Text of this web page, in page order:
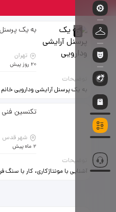
به یک
تهران
20 روز پیش
توضیحات
به یک پرسنل آرایشی ودارویی خانم
در داروخانه منطقه7 سهروردی جنوبی
نیازمندیم . ارتباط به آیدی زیرپیام
ازطریق پیامک درارتباط باشید
تکنسین فنی
شهر قدس
2 ماه پیش
توضیحات
آشنایی با مونتاژکاری، کار با سنگ